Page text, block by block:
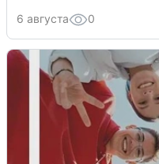
6 августа 0